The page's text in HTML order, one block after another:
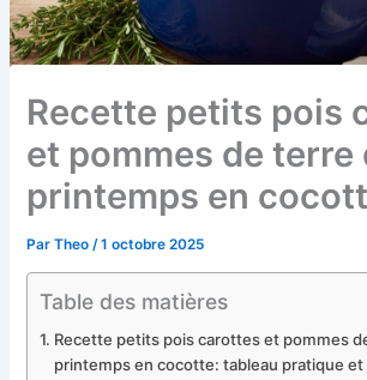
Recette petits pois
et pommes de terre
printemps en
ParTheo /1 octobre 2025
Table des matières
Recette petits pois carottes et pommes
printemps en cocotte: tableau pratique et